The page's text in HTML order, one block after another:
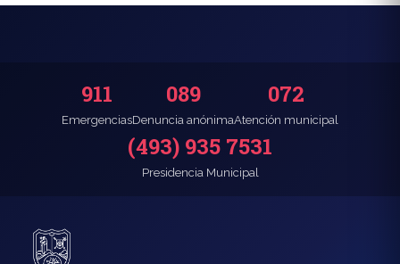
911
Emergencias
089
Denuncia anónima
072
Atención municipal
(493) 935 7531
Presidencia Municipal